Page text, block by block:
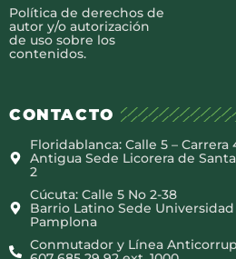
Política de derechos de
autor y/o autorización
de uso sobre los
contenidos.
CONTACTO
Floridablanca: Calle 5 – Carrera
Antigua Sede Licorera de
2
Cúcuta: Calle 5 No 2-38
Barrio Latino Sede
Pamplona
Conmutador y Línea